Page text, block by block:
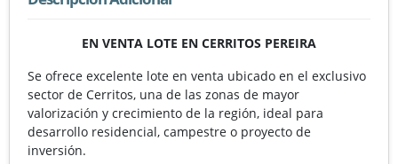
EN VENTA LOTE EN CERRITOS PEREIRA
Se ofrece excelente lote en venta ubicado en el exclusivo
sector de Cerritos, una de las zonas de mayor
valorización y crecimiento de la región, ideal para
desarrollo residencial, campestre o proyecto de
inversión.